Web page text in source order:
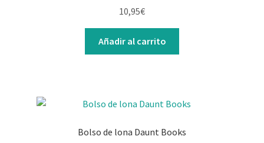
10,95€
Añadir al carrito
Bolso de lona Daunt Books